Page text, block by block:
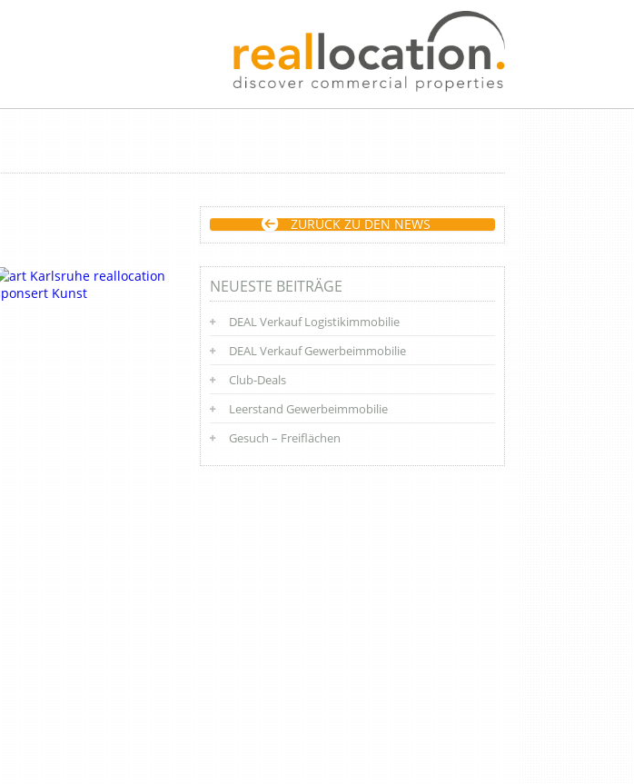
ZURÜCK ZU DEN NEWS
NEUESTE BEITRÄGE
DEAL Verkauf Logistikimmobilie
DEAL Verkauf Gewerbeimmobilie
Club-Deals
Leerstand Gewerbeimmobilie
Gesuch – Freiflächen